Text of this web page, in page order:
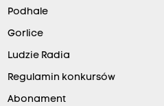
Podhale
Gorlice
Ludzie Radia
Regulamin konkursów
Abonament